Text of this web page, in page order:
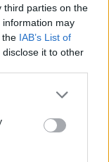
third parties on the
information may
the IAB’s List of
it to other
con
próximo al
han visto la